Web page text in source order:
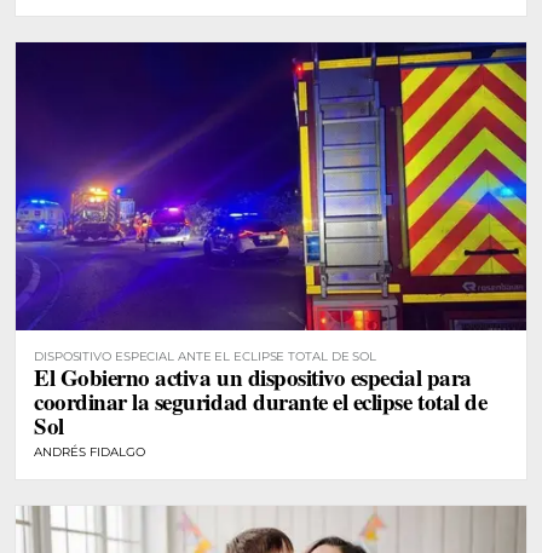
DISPOSITIVO ESPECIAL ANTE EL ECLIPSE TOTAL DE SOL
El Gobierno activa un dispositivo especial para
coordinar la seguridad durante el eclipse total de
Sol
ANDRÉS FIDALGO